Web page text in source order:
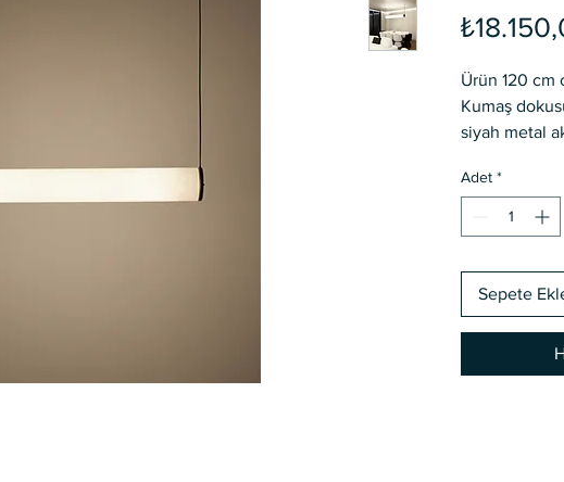
Ürün 120 cm
Kumaş
siyah metal
Adet *
Sepete